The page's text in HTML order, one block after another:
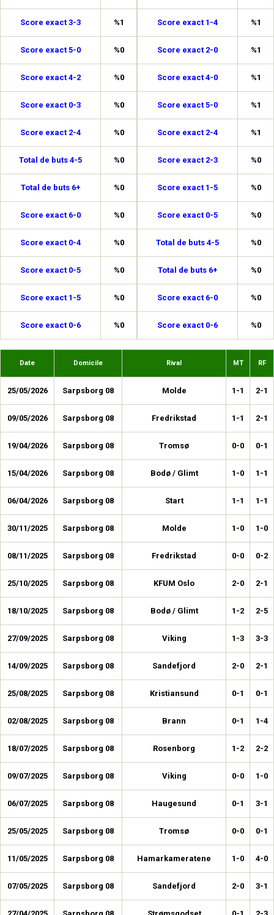
Score exact 3-3 %1
Score exact 5-0 %0
Score exact 4-2 %0
Score exact 0-3 %0
Score exact 2-4 %0
Total de buts 4-5 %0
Total de buts 6+ %0
Score exact 6-0 %0
Score exact 0-4 %0
Score exact 0-5 %0
Score exact 1-5 %0
Score exact 0-6 %0
Score exact 1-4 %1
Score exact 2-0 %1
Score exact 4-0 %1
Score exact 5-0 %1
Score exact 2-4 %1
Score exact 2-3 %0
Score exact 1-5 %0
Score exact 0-5 %0
Total de buts 4-5 %0
Total de buts 6+ %0
Score exact 6-0 %0
Score exact 0-6 %0
Date Domicile Rival MT RF
25/05/2026 Sarpsborg 08 Molde 1-1 2-1
09/05/2026 Sarpsborg 08 Fredrikstad 1-1 2-1
19/04/2026 Sarpsborg 08 Tromsø 0-0 0-1
15/04/2026 Sarpsborg 08 Bodø / Glimt 1-0 1-1
06/04/2026 Sarpsborg 08 Start 1-1 1-1
30/11/2025 Sarpsborg 08 Molde 1-0 1-0
08/11/2025 Sarpsborg 08 Fredrikstad 0-0 0-2
25/10/2025 Sarpsborg 08 KFUM Oslo 2-0 2-1
18/10/2025 Sarpsborg 08 Bodø / Glimt 1-2 2-5
27/09/2025 Sarpsborg 08 Viking 1-3 3-3
14/09/2025 Sarpsborg 08 Sandefjord 2-0 2-1
25/08/2025 Sarpsborg 08 Kristiansund 0-1 0-1
02/08/2025 Sarpsborg 08 Brann 0-1 1-4
18/07/2025 Sarpsborg 08 Rosenborg 1-2 2-2
09/07/2025 Sarpsborg 08 Viking 0-0 1-0
06/07/2025 Sarpsborg 08 Haugesund 0-1 3-1
25/05/2025 Sarpsborg 08 Tromsø 0-0 0-1
11/05/2025 Sarpsborg 08 Hamarkameratene 1-0 4-0
07/05/2025 Sarpsborg 08 Sandefjord 2-0 3-1